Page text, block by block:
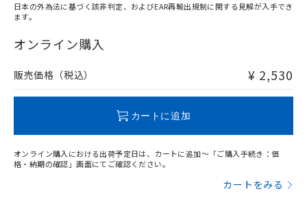
在庫等で未対応品が混在する可能性があります。
問い合わせください。
日本の外為法に基づく該非判定、およびEAR再輸出規制に関する見解が入手でき
ます。
オンライン購入
販売価格（税込） ¥ 2,530
カートに追加
オンライン購入における出荷予定日は、カートに追加～「ご購入手続き：価
格・納期の確認」画面にてご確認ください。
カートをみる